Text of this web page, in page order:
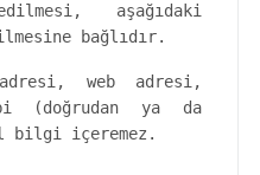
aşağıdaki
bağlıdır.
web adresi,
(doğrudan ya da
bilgi içeremez.